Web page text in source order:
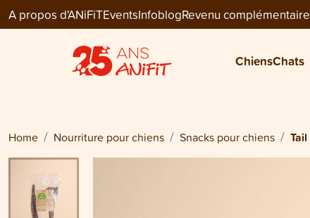
A propos d'ANiFiTEventsInfoblogRevenu complémentaire
ChiensChats
Dog Snack
TAIL
CHF 14.00
Home Nourriture pour chiens Snacks pour chiens Tail